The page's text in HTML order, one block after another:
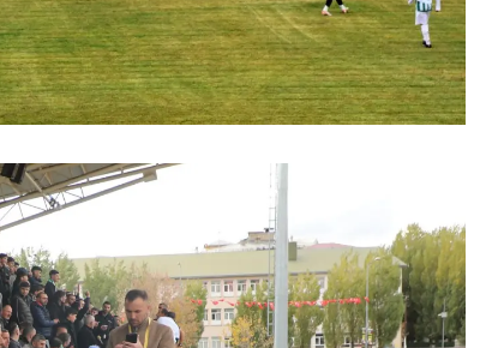
Bartın
Ardahan
Iğdır
Yalova
Kilis
Osmaniye